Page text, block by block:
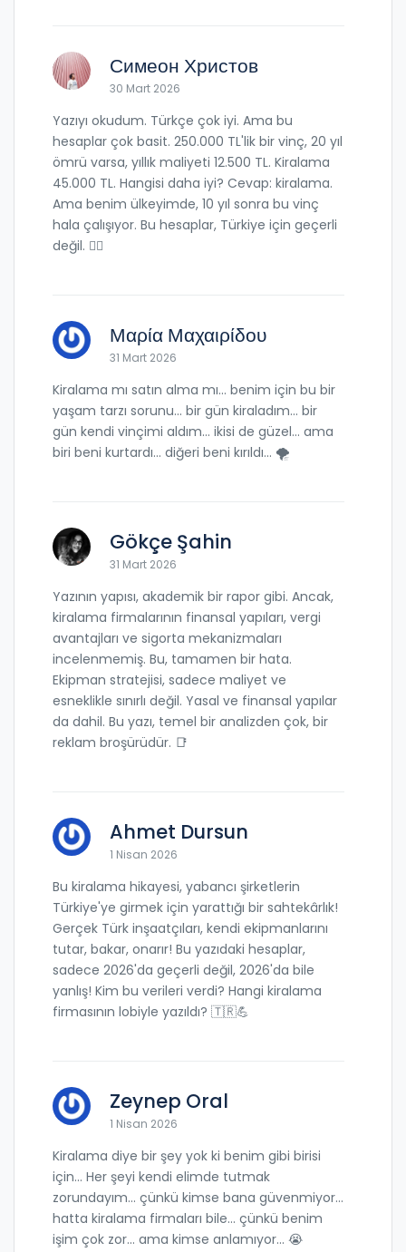
Симеон Христов
30 Mart 2026
Yazıyı okudum. Türkçe çok iyi. Ama bu
hesaplar çok basit. 250.000 TL'lik bir vinç, 20 yıl
ömrü varsa, yıllık maliyeti 12.500 TL. Kiralama
45.000 TL. Hangisi daha iyi? Cevap: kiralama.
Ama benim ülkeyimde, 10 yıl sonra bu vinç
hala çalışıyor. Bu hesaplar, Türkiye için geçerli
değil. 🤷‍♂️
Μαρία Μαχαιρίδου
31 Mart 2026
Kiralama mı satın alma mı... benim için bu bir
yaşam tarzı sorunu... bir gün kiraladım... bir
gün kendi vinçimi aldım... ikisi de güzel... ama
biri beni kurtardı... diğeri beni kırıldı... 🌪️
Gökçe Şahin
31 Mart 2026
Yazının yapısı, akademik bir rapor gibi. Ancak,
kiralama firmalarının finansal yapıları, vergi
avantajları ve sigorta mekanizmaları
incelenmemiş. Bu, tamamen bir hata.
Ekipman stratejisi, sadece maliyet ve
esneklikle sınırlı değil. Yasal ve finansal yapılar
da dahil. Bu yazı, temel bir analizden çok, bir
reklam broşürüdür. 📑
Ahmet Dursun
1 Nisan 2026
Bu kiralama hikayesi, yabancı şirketlerin
Türkiye'ye girmek için yarattığı bir sahtekârlık!
Gerçek Türk inşaatçıları, kendi ekipmanlarını
tutar, bakar, onarır! Bu yazıdaki hesaplar,
sadece 2026'da geçerli değil, 2026'da bile
yanlış! Kim bu verileri verdi? Hangi kiralama
firmasının lobiyle yazıldı? 🇹🇷💪
Zeynep Oral
1 Nisan 2026
Kiralama diye bir şey yok ki benim gibi birisi
için... Her şeyi kendi elimde tutmak
zorundayım... çünkü kimse bana güvenmiyor...
hatta kiralama firmaları bile... çünkü benim
işim çok zor... ama kimse anlamıyor... 😭